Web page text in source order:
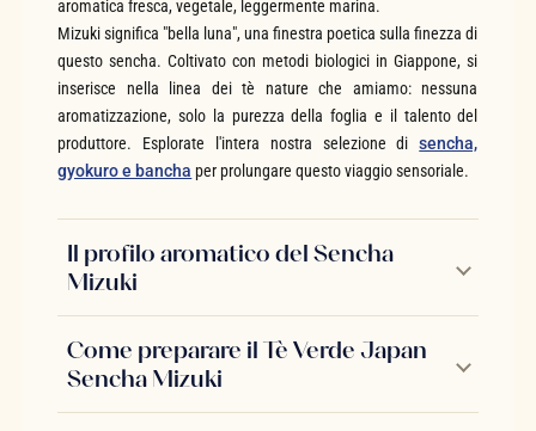
aromatica fresca, vegetale, leggermente marina.
Mizuki significa "bella luna", una finestra poetica sulla finezza di
questo sencha. Coltivato con metodi biologici in Giappone, si
inserisce nella linea dei tè nature che amiamo: nessuna
aromatizzazione, solo la purezza della foglia e il talento del
produttore. Esplorate l'intera nostra selezione disencha,
gyokuro e bancha per prolungare questo viaggio sensoriale.
Il profilo aromatico del Sencha
Mizuki
Come preparare il Tè Verde Japan
Sencha Mizuki